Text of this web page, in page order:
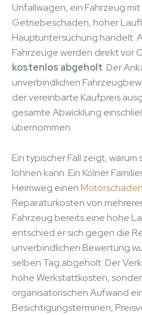
Unfallwagen, ein Fahrzeug
Getriebeschaden, hoher
Hauptuntersuchung handelt.
Fahrzeuge werden direkt vor
kostenlos abgeholt. Der
unverbindlichen
der vereinbarte Kaufpreis
gesamte Abwicklung
übernommen.
Ein typischer Fall zeigt, warum
lohnen kann: Ein Kölner
Heimweg einenMotorschaden
Reparaturkosten von
Fahrzeug bereits eine hohe
entschied er sich gegen die
unverbindlichen Bewertung
selben Tag abgeholt. Der
hohe Werkstattkosten,
organisatorischen Aufwand
Besichtigungsterminen,